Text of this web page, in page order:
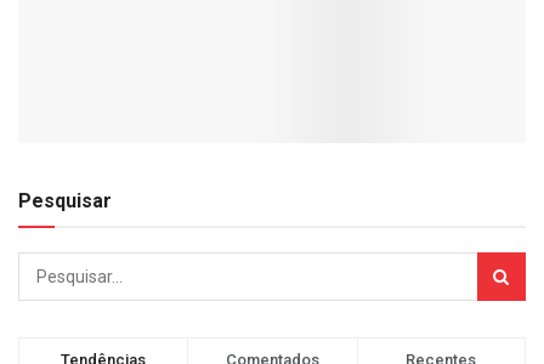
Pesquisar
Tendências Comentados Recentes